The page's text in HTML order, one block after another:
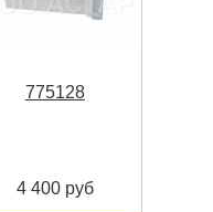
775128
4 400 руб